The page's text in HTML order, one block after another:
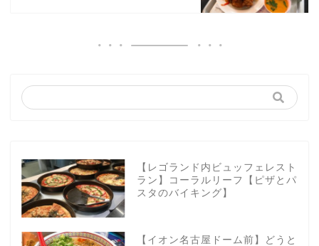
【レゴランド内ビュッフェレスト
ラン】コーラルリーフ【ピザとパ
スタのバイキング】
【イオン名古屋ドーム前】どうと